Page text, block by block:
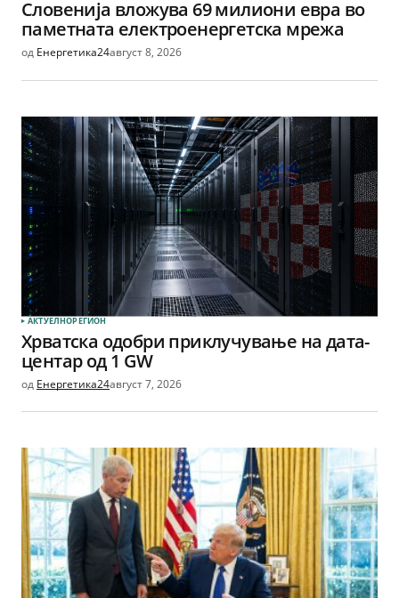
Словенија вложува 69 милиони евра во
паметната електроенергетска мрежа
од Енергетика24август 8, 2026
АКТУЕЛНОРЕГИОН
Хрватска одобри приклучување на дата-
центар од 1 GW
од Енергетика24август 7, 2026